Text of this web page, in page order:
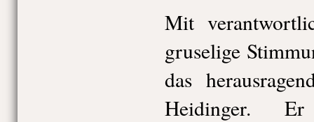
Mit
gruselige
das
Heidinger.